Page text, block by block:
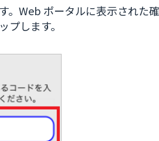
。Web ポータルに表示された
します。